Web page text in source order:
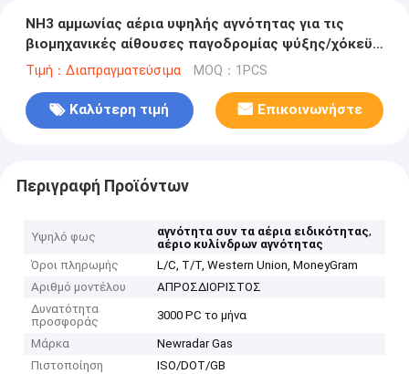
NH3 αμμωνίας αέρια υψηλής αγνότητας για τις
βιομηχανικές αίθουσες παγοδρομίας ψύξης/χόκεϋ,
CAS 7664-41-7
Τιμή：Διαπραγματεύσιμα MOQ：1PCS
Καλύτερη τιμή Επικοινωνήστε
Περιγραφή Προϊόντων
Υψηλό φως αγνότητα συν τα αέρια ειδικότητας,
αέριο κυλίνδρων αγνότητας
Όροι πληρωμής
L/C, T/T, Western Union, MoneyGram
Αριθμό μοντέλου
ΑΠΡΟΣΔΙΟΡΙΣΤΟΣ
Δυνατότητα
προσφοράς
3000 PC το μήνα
Μάρκα
Newradar Gas
Πιστοποίηση
ISO/DOT/GB